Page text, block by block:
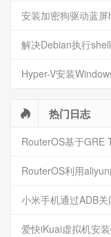
安装加密狗驱动蓝
解决Debian执行
Hyper-V安装
热门日志
RouterOS基于GRE
RouterOS利用
小米手机通过ADB
爱快iKuai虚拟机安